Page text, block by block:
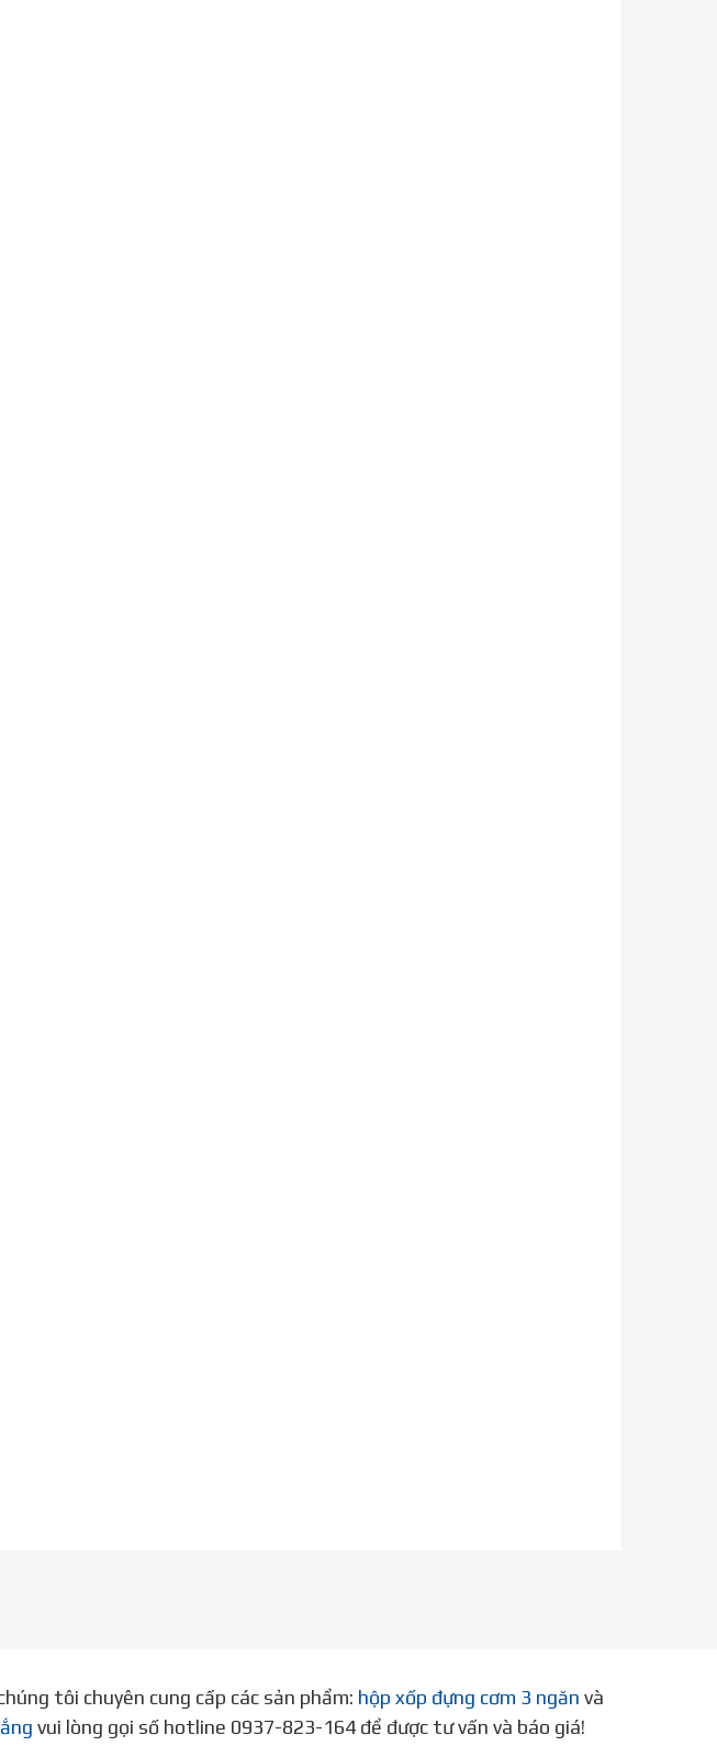
tôi chuyên cung cấp các sản phẩm: hộp xốp đựng cơm 3 ngăn và
vui lòng gọi số hotline 0937-823-164 để được tư vấn và báo giá!